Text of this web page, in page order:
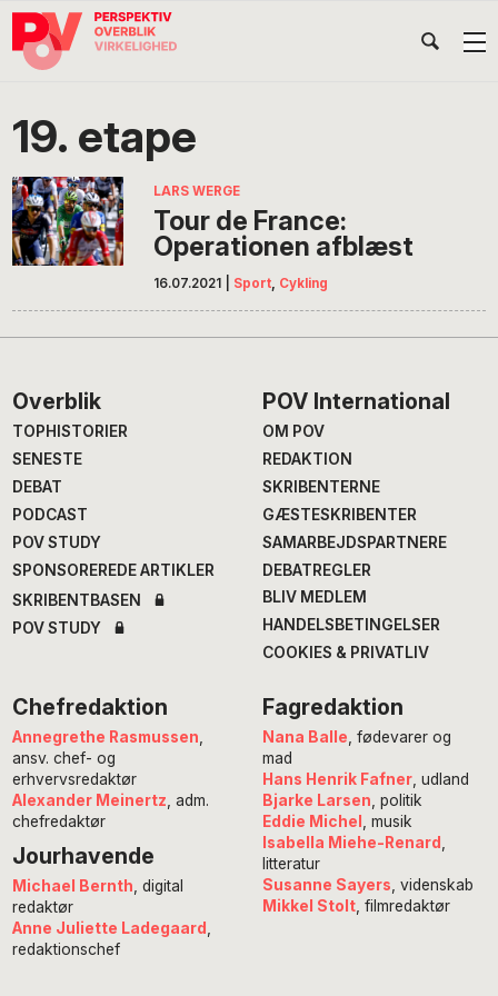
Gå
direkte
navigation
Skip
indhold
Gå
direkte
POV
International
19. etape
LARS WERGE
Tour de France:
Operationen afblæst
16.07.2021 Sport, Cykling
Footer
Overblik
TOPHISTORIER
SENESTE
DEBAT
PODCAST
POV STUDY
SPONSOREREDE ARTIKLER
SKRIBENTBASEN
POV STUDY
POV International
OM POV
REDAKTION
SKRIBENTERNE
GÆSTESKRIBENTER
SAMARBEJDSPARTNERE
DEBATREGLER
BLIV MEDLEM
HANDELSBETINGELSER
COOKIES & PRIVATLIV
Chefredaktion
Annegrethe Rasmussen
ansv. chef- og
erhvervsredaktør
Alexander Meinertz , adm.
chefredaktør
Jourhavende
Michael Bernth , digital
redaktør
Anne Juliette Ladegaard
redaktionschef
Fagredaktion
Nana Balle , fødevarer og
mad
Hans Henrik Fafner, udland
Bjarke Larsen , politik
Eddie Michel
, musik
Isabella Miehe-Renard
litteratur
Susanne Sayers , videnskab
Mikkel Stolt, filmredaktør